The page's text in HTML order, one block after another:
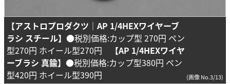
【アストロプロダクツ｜AP 1/4HEXワイヤーブ
ラシ スチール】 ●税別価格:カップ型 270円 ペン
型270円 ホイール型270円
【AP 1/4HEXワイヤ
ーブラシ 真鍮】 ●税別価格:カップ型380円 ペン
型420円 ホイール型390円
(画像 No.3/13)